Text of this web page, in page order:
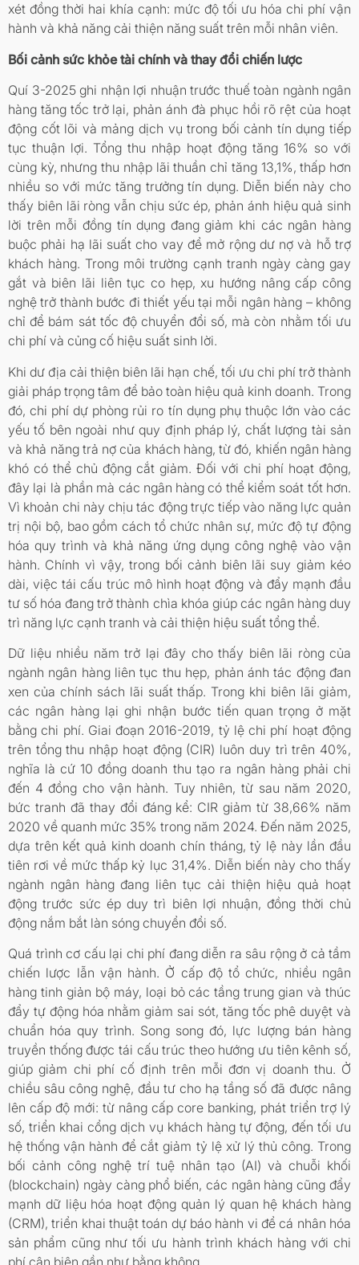
xét đồng thời hai khía cạnh: mức độ tối ưu hóa chi phí vận
hành và khả năng cải thiện năng suất trên mỗi nhân viên.
Bối cảnh sức khỏe tài chính và thay đổi chiến lược
Quí 3-2025 ghi nhận lợi nhuận trước thuế toàn ngành ngân
hàng tăng tốc trở lại, phản ánh đà phục hồi rõ rệt của hoạt
động cốt lõi và mảng dịch vụ trong bối cảnh tín dụng tiếp
tục thuận lợi. Tổng thu nhập hoạt động tăng 16% so với
cùng kỳ, nhưng thu nhập lãi thuần chỉ tăng 13,1%, thấp hơn
nhiều so với mức tăng trưởng tín dụng. Diễn biến này cho
thấy biên lãi ròng vẫn chịu sức ép, phản ánh hiệu quả sinh
lời trên mỗi đồng tín dụng đang giảm khi các ngân hàng
buộc phải hạ lãi suất cho vay để mở rộng dư nợ và hỗ trợ
khách hàng. Trong môi trường cạnh tranh ngày càng gay
gắt và biên lãi liên tục co hẹp, xu hướng nâng cấp công
nghệ trở thành bước đi thiết yếu tại mỗi ngân hàng – không
chỉ để bám sát tốc độ chuyển đổi số, mà còn nhằm tối ưu
chi phí và củng cố hiệu suất sinh lời.
Khi dư địa cải thiện biên lãi hạn chế, tối ưu chi phí trở thành
giải pháp trọng tâm để bảo toàn hiệu quả kinh doanh. Trong
đó, chi phí dự phòng rủi ro tín dụng phụ thuộc lớn vào các
yếu tố bên ngoài như quy định pháp lý, chất lượng tài sản
và khả năng trả nợ của khách hàng, từ đó, khiến ngân hàng
khó có thể chủ động cắt giảm. Đối với chi phí hoạt động,
đây lại là phần mà các ngân hàng có thể kiểm soát tốt hơn.
Vì khoản chi này chịu tác động trực tiếp vào năng lực quản
trị nội bộ, bao gồm cách tổ chức nhân sự, mức độ tự động
hóa quy trình và khả năng ứng dụng công nghệ vào vận
hành. Chính vì vậy, trong bối cảnh biên lãi suy giảm kéo
dài, việc tái cấu trúc mô hình hoạt động và đẩy mạnh đầu
tư số hóa đang trở thành chìa khóa giúp các ngân hàng duy
trì năng lực cạnh tranh và cải thiện hiệu suất tổng thể.
Dữ liệu nhiều năm trở lại đây cho thấy biên lãi ròng của
ngành ngân hàng liên tục thu hẹp, phản ánh tác động đan
xen của chính sách lãi suất thấp. Trong khi biên lãi giảm,
các ngân hàng lại ghi nhận bước tiến quan trọng ở mặt
bằng chi phí. Giai đoạn 2016-2019, tỷ lệ chi phí hoạt động
trên tổng thu nhập hoạt động (CIR) luôn duy trì trên 40%,
nghĩa là cứ 10 đồng doanh thu tạo ra ngân hàng phải chi
đến 4 đồng cho vận hành. Tuy nhiên, từ sau năm 2020,
bức tranh đã thay đổi đáng kể: CIR giảm từ 38,66% năm
2020 về quanh mức 35% trong năm 2024. Đến năm 2025,
dựa trên kết quả kinh doanh chín tháng, tỷ lệ này lần đầu
tiên rơi về mức thấp kỷ lục 31,4%. Diễn biến này cho thấy
ngành ngân hàng đang liên tục cải thiện hiệu quả hoạt
động trước sức ép duy trì biên lợi nhuận, đồng thời chủ
động nắm bắt làn sóng chuyển đổi số.
Quá trình cơ cấu lại chi phí đang diễn ra sâu rộng ở cả tầm
chiến lược lẫn vận hành. Ở cấp độ tổ chức, nhiều ngân
hàng tinh giản bộ máy, loại bỏ các tầng trung gian và thúc
đẩy tự động hóa nhằm giảm sai sót, tăng tốc phê duyệt và
chuẩn hóa quy trình. Song song đó, lực lượng bán hàng
truyền thống được tái cấu trúc theo hướng ưu tiên kênh số,
giúp giảm chi phí cố định trên mỗi đơn vị doanh thu. Ở
chiều sâu công nghệ, đầu tư cho hạ tầng số đã được nâng
lên cấp độ mới: từ nâng cấp core banking, phát triển trợ lý
số, triển khai cổng dịch vụ khách hàng tự động, đến tối ưu
hệ thống vận hành để cắt giảm tỷ lệ xử lý thủ công. Trong
bối cảnh công nghệ trí tuệ nhân tạo (AI) và chuỗi khối
(blockchain) ngày càng phổ biến, các ngân hàng cũng đẩy
mạnh dữ liệu hóa hoạt động quản lý quan hệ khách hàng
(CRM), triển khai thuật toán dự báo hành vi để cá nhân hóa
sản phẩm cũng như tối ưu hành trình khách hàng với chi